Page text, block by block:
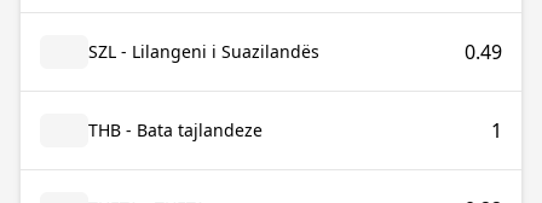
SZL - Lilangeni i Suazilandës 0.49
THB - Bata tajlandeze 1